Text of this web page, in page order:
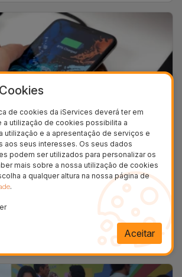
completo da iServices
Tiago Miguel Magalhães de Abreu
as Baterias dos Smartphones
e iPhones Recondicionados da
este guia completo da
de cookies da iServices deverá ter em
a utilização de cookies possibilita a
utilização e a apresentação de serviços e
aos seus interesses. Os seus dados
podem ser utilizados para personalizar os
mais sobre a nossa utilização de cookies
a qualquer altura na nossa página de
.
Aceitar